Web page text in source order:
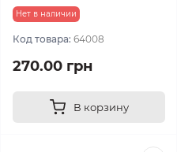
Нет в наличии
Код товара: 64008
270.00 грн
В корзину